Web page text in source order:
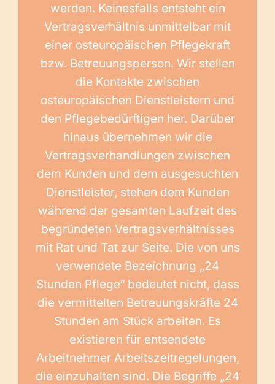
werden. Keinesfalls entsteht ein
Vertragsverhältnis unmittelbar mit
einer osteuropäischen Pflegekraft
bzw. Betreuungsperson. Wir stellen
die Kontakte zwischen
osteuropäischen Dienstleistern und
den Pflegebedürftigen her. Darüber
hinaus übernehmen wir die
Vertragsverhandlungen zwischen
dem Kunden und dem ausgesuchten
Dienstleister, stehen dem Kunden
während der gesamten Laufzeit des
begründeten Vertragsverhältnisses
mit Rat und Tat zur Seite. Die von uns
verwendete Bezeichnung „24
Stunden Pflege“ bedeutet nicht, dass
die vermittelten Betreuungskräfte 24
Stunden am Stück arbeiten. Es
existieren für entsendete
Arbeitnehmer Arbeitszeitregelungen,
die einzuhalten sind. Die Begriffe „24